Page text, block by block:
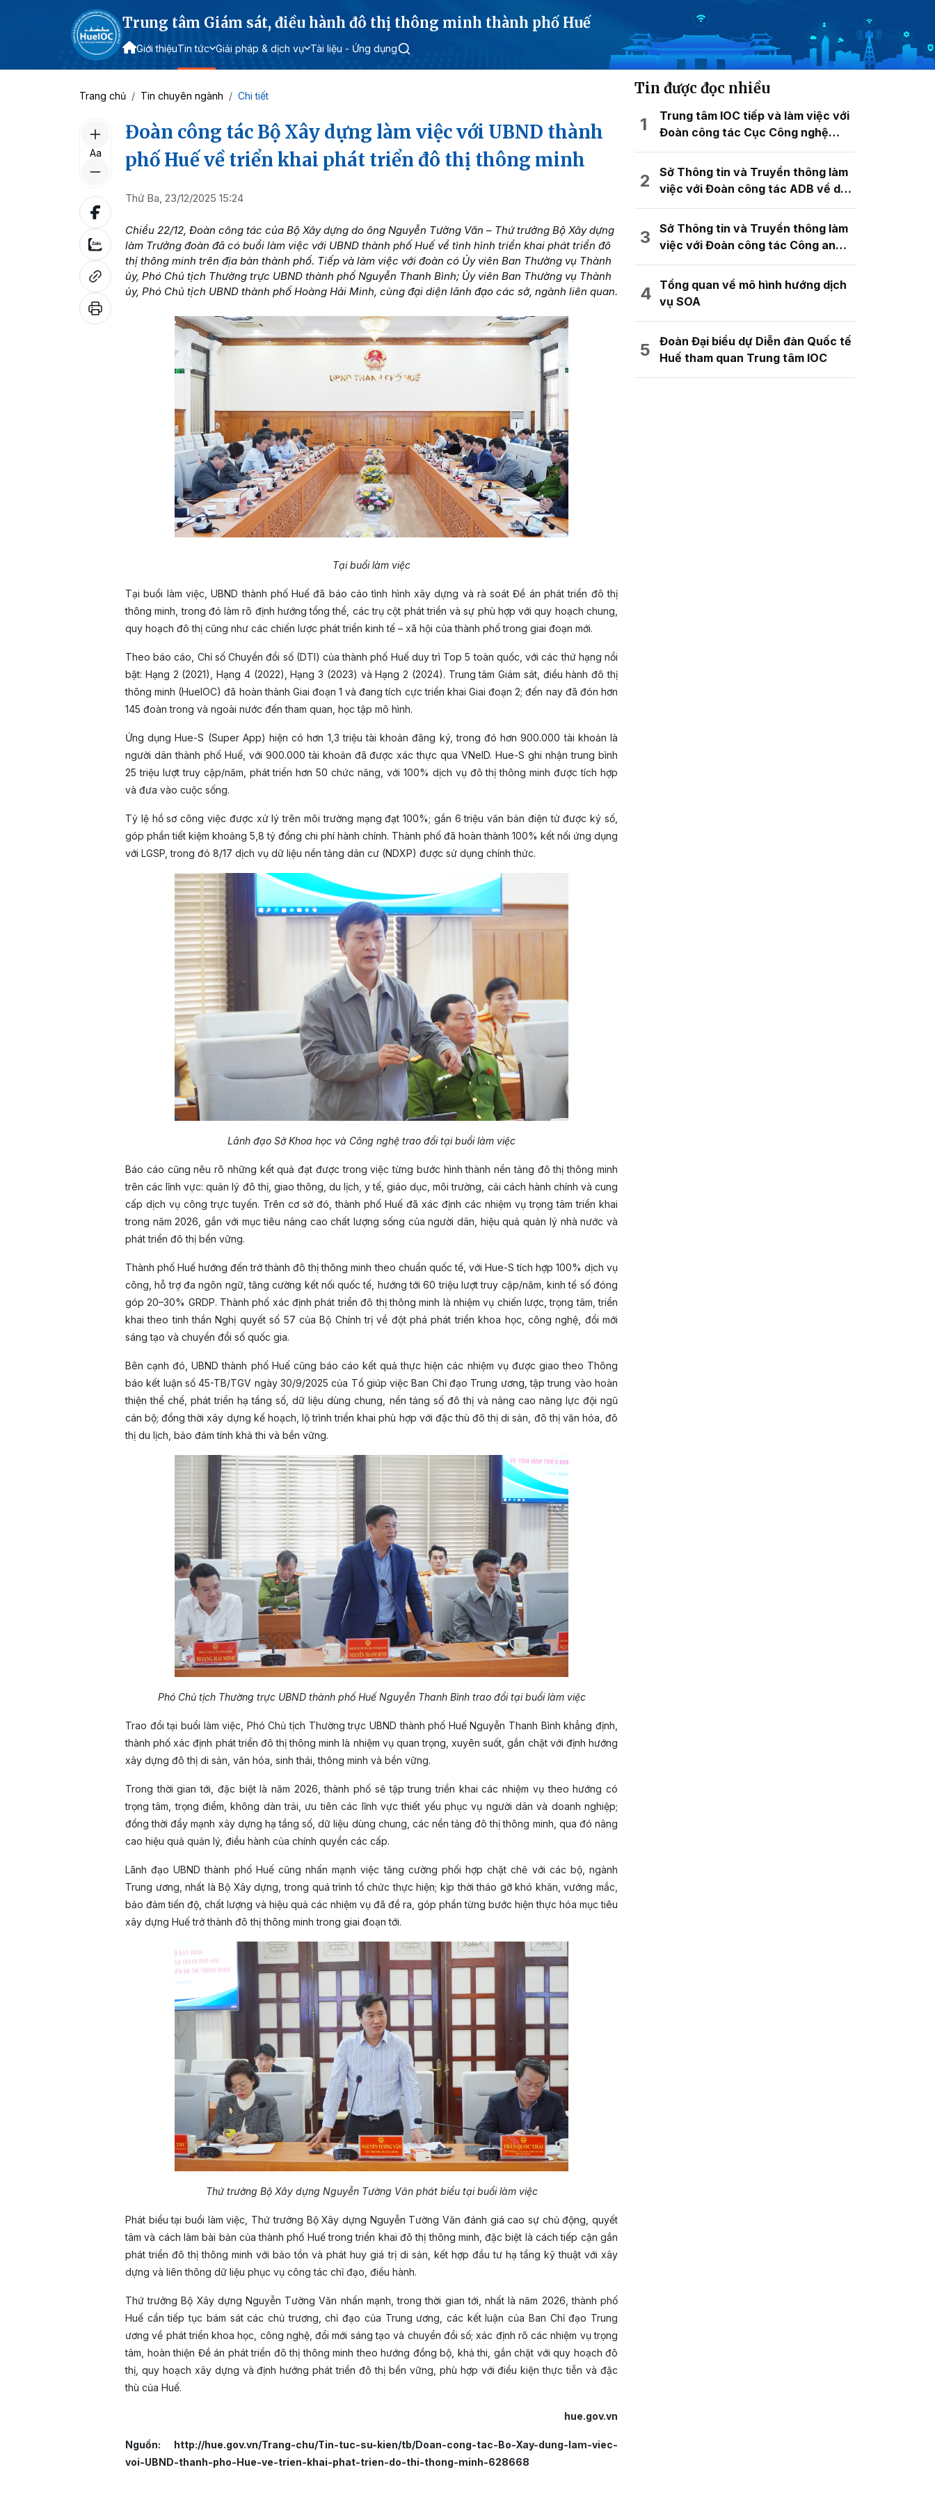
Trung tâm Giám sát, điều hành đô thị thông minh thành phố Huế
Giới thiệuTin tức Giải pháp & dịch vụ Tài liệu - Ứng dụng
Trang chủ Tin chuyên ngành Chi tiết
Aa
Đoàn công tác Bộ Xây dựng làm việc với UBND thành
phố Huế về triển khai phát triển đô thị thông minh
Thứ Ba, 23/12/2025 15:24
Chiều 22/12, Đoàn công tác của Bộ Xây dựng do ông Nguyễn Tường Văn – Thứ trưởng Bộ Xây dựng
làm Trưởng đoàn đã có buổi làm việc với UBND thành phố Huế về tình hình triển khai phát triển đô
thị thông minh trên địa bàn thành phố. Tiếp và làm việc với đoàn có Ủy viên Ban Thường vụ Thành
ủy, Phó Chủ tịch Thường trực UBND thành phố Nguyễn Thanh Bình; Ủy viên Ban Thường vụ Thành
ủy, Phó Chủ tịch UBND thành phố Hoàng Hải Minh, cùng đại diện lãnh đạo các sở, ngành liên quan.
Tại buổi làm việc
Tại buổi làm việc, UBND thành phố Huế đã báo cáo tình hình xây dựng và rà soát Đề án phát triển đô thị
thông minh, trong đó làm rõ định hướng tổng thể, các trụ cột phát triển và sự phù hợp với quy hoạch chung,
quy hoạch đô thị cũng như các chiến lược phát triển kinh tế – xã hội của thành phố trong giai đoạn mới.
Theo báo cáo, Chỉ số Chuyển đổi số (DTI) của thành phố Huế duy trì Top 5 toàn quốc, với các thứ hạng nổi
bật: Hạng 2 (2021), Hạng 4 (2022), Hạng 3 (2023) và Hạng 2 (2024). Trung tâm Giám sát, điều hành đô thị
thông minh (HueIOC) đã hoàn thành Giai đoạn 1 và đang tích cực triển khai Giai đoạn 2; đến nay đã đón hơn
145 đoàn trong và ngoài nước đến tham quan, học tập mô hình.
Ứng dụng Hue-S (Super App) hiện có hơn 1,3 triệu tài khoản đăng ký, trong đó hơn 900.000 tài khoản là
người dân thành phố Huế, với 900.000 tài khoản đã được xác thực qua VNeID. Hue-S ghi nhận trung bình
25 triệu lượt truy cập/năm, phát triển hơn 50 chức năng, với 100% dịch vụ đô thị thông minh được tích hợp
và đưa vào cuộc sống.
Tỷ lệ hồ sơ công việc được xử lý trên môi trường mạng đạt 100%; gần 6 triệu văn bản điện tử được ký số,
góp phần tiết kiệm khoảng 5,8 tỷ đồng chi phí hành chính. Thành phố đã hoàn thành 100% kết nối ứng dụng
với LGSP, trong đó 8/17 dịch vụ dữ liệu nền tảng dân cư (NDXP) được sử dụng chính thức.
Lãnh đạo Sở Khoa học và Công nghệ trao đổi tại buổi làm việc
Báo cáo cũng nêu rõ những kết quả đạt được trong việc từng bước hình thành nền tảng đô thị thông minh
trên các lĩnh vực: quản lý đô thị, giao thông, du lịch, y tế, giáo dục, môi trường, cải cách hành chính và cung
cấp dịch vụ công trực tuyến. Trên cơ sở đó, thành phố Huế đã xác định các nhiệm vụ trọng tâm triển khai
trong năm 2026, gắn với mục tiêu nâng cao chất lượng sống của người dân, hiệu quả quản lý nhà nước và
phát triển đô thị bền vững.
Thành phố Huế hướng đến trở thành đô thị thông minh theo chuẩn quốc tế, với Hue-S tích hợp 100% dịch vụ
công, hỗ trợ đa ngôn ngữ, tăng cường kết nối quốc tế, hướng tới 60 triệu lượt truy cập/năm, kinh tế số đóng
góp 20–30% GRDP. Thành phố xác định phát triển đô thị thông minh là nhiệm vụ chiến lược, trọng tâm, triển
khai theo tinh thần Nghị quyết số 57 của Bộ Chính trị về đột phá phát triển khoa học, công nghệ, đổi mới
sáng tạo và chuyển đổi số quốc gia.
Bên cạnh đó, UBND thành phố Huế cũng báo cáo kết quả thực hiện các nhiệm vụ được giao theo Thông
báo kết luận số 45-TB/TGV ngày 30/9/2025 của Tổ giúp việc Ban Chỉ đạo Trung ương, tập trung vào hoàn
thiện thể chế, phát triển hạ tầng số, dữ liệu dùng chung, nền tảng số đô thị và nâng cao năng lực đội ngũ
cán bộ; đồng thời xây dựng kế hoạch, lộ trình triển khai phù hợp với đặc thù đô thị di sản, đô thị văn hóa, đô
thị du lịch, bảo đảm tính khả thi và bền vững.
Phó Chủ tịch Thường trực UBND thành phố Huế Nguyễn Thanh Bình trao đổi tại buổi làm việc
Trao đổi tại buổi làm việc, Phó Chủ tịch Thường trực UBND thành phố Huế Nguyễn Thanh Bình khẳng định,
thành phố xác định phát triển đô thị thông minh là nhiệm vụ quan trọng, xuyên suốt, gắn chặt với định hướng
xây dựng đô thị di sản, văn hóa, sinh thái, thông minh và bền vững.
Trong thời gian tới, đặc biệt là năm 2026, thành phố sẽ tập trung triển khai các nhiệm vụ theo hướng có
trọng tâm, trọng điểm, không dàn trải, ưu tiên các lĩnh vực thiết yếu phục vụ người dân và doanh nghiệp;
đồng thời đẩy mạnh xây dựng hạ tầng số, dữ liệu dùng chung, các nền tảng đô thị thông minh, qua đó nâng
cao hiệu quả quản lý, điều hành của chính quyền các cấp.
Lãnh đạo UBND thành phố Huế cũng nhấn mạnh việc tăng cường phối hợp chặt chẽ với các bộ, ngành
Trung ương, nhất là Bộ Xây dựng, trong quá trình tổ chức thực hiện; kịp thời tháo gỡ khó khăn, vướng mắc,
bảo đảm tiến độ, chất lượng và hiệu quả các nhiệm vụ đã đề ra, góp phần từng bước hiện thực hóa mục tiêu
xây dựng Huế trở thành đô thị thông minh trong giai đoạn tới.
Thứ trưởng Bộ Xây dựng Nguyễn Tường Văn phát biểu tại buổi làm việc
Phát biểu tại buổi làm việc, Thứ trưởng Bộ Xây dựng Nguyễn Tường Văn đánh giá cao sự chủ động, quyết
tâm và cách làm bài bản của thành phố Huế trong triển khai đô thị thông minh, đặc biệt là cách tiếp cận gắn
phát triển đô thị thông minh với bảo tồn và phát huy giá trị di sản, kết hợp đầu tư hạ tầng kỹ thuật với xây
dựng và liên thông dữ liệu phục vụ công tác chỉ đạo, điều hành.
Thứ trưởng Bộ Xây dựng Nguyễn Tường Văn nhấn mạnh, trong thời gian tới, nhất là năm 2026, thành phố
Huế cần tiếp tục bám sát các chủ trương, chỉ đạo của Trung ương, các kết luận của Ban Chỉ đạo Trung
ương về phát triển khoa học, công nghệ, đổi mới sáng tạo và chuyển đổi số; xác định rõ các nhiệm vụ trọng
tâm, hoàn thiện Đề án phát triển đô thị thông minh theo hướng đồng bộ, khả thi, gắn chặt với quy hoạch đô
thị, quy hoạch xây dựng và định hướng phát triển đô thị bền vững, phù hợp với điều kiện thực tiễn và đặc
thù của Huế.
hue.gov.vn
Nguồn: http://hue.gov.vn/Trang-chu/Tin-tuc-su-kien/tb/Doan-cong-tac-Bo-Xay-dung-lam-viec-
voi-UBND-thanh-pho-Hue-ve-trien-khai-phat-trien-do-thi-thong-minh-628668
Tin được đọc nhiều
Trung tâm IOC tiếp và làm việc với
Đoàn công tác Cục Công nghệ
thông tin, Bộ Tư pháp đến tham
quan và trao đổi kinh nghiệm về mô
hình chuyển đổi số
Sở Thông tin và Truyền thông làm
việc với Đoàn công tác ADB về dự
án hỗ trợ kỹ thuật “Mô hình đô thị
kỹ thuật số thông minh cho quy
hoạch không gian đô thị”
Sở Thông tin và Truyền thông làm
việc với Đoàn công tác Công an
thành phố Hải Phòng
Tổng quan về mô hình hướng dịch
vụ SOA
Đoàn Đại biểu dự Diễn đàn Quốc tế
Huế tham quan Trung tâm IOC